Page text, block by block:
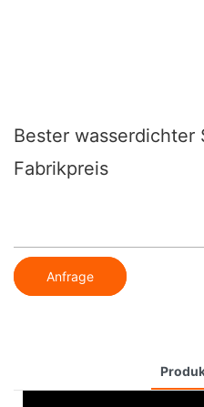
Bester wasserdichter
Fabrikpreis
Anfrage